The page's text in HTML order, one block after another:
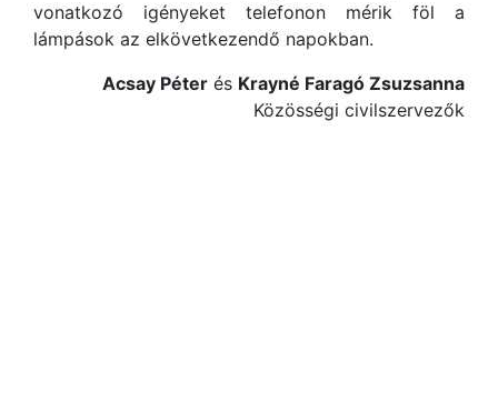
vonatkozó igényeket telefonon mérik föl a
lámpások az elkövetkezendő napokban.
Acsay Péter és Krayné Faragó Zsuzsanna
Közösségi civilszervezők